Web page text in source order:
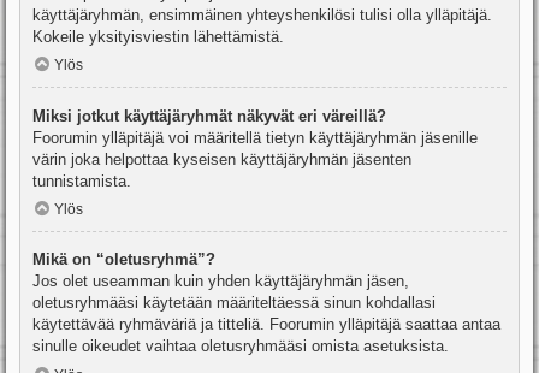
käyttäjäryhmän, ensimmäinen yhteyshenkilösi tulisi olla ylläpitäjä.
Kokeile yksityisviestin lähettämistä.
Ylös
Miksi jotkut käyttäjäryhmät näkyvät eri väreillä?
Foorumin ylläpitäjä voi määritellä tietyn käyttäjäryhmän jäsenille
värin joka helpottaa kyseisen käyttäjäryhmän jäsenten
tunnistamista.
Ylös
Mikä on “oletusryhmä”?
Jos olet useamman kuin yhden käyttäjäryhmän jäsen,
oletusryhmääsi käytetään määriteltäessä sinun kohdallasi
käytettävää ryhmäväriä ja titteliä. Foorumin ylläpitäjä saattaa antaa
sinulle oikeudet vaihtaa oletusryhmääsi omista asetuksista.